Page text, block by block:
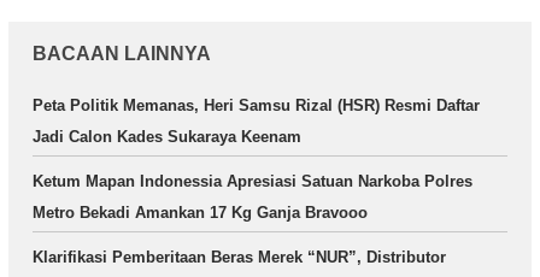
BACAAN LAINNYA
Peta Politik Memanas, Heri Samsu Rizal (HSR) Resmi Daftar
Jadi Calon Kades Sukaraya Keenam
Ketum Mapan Indonessia Apresiasi Satuan Narkoba Polres
Metro Bekadi Amankan 17 Kg Ganja Bravooo
Klarifikasi Pemberitaan Beras Merek “NUR”, Distributor